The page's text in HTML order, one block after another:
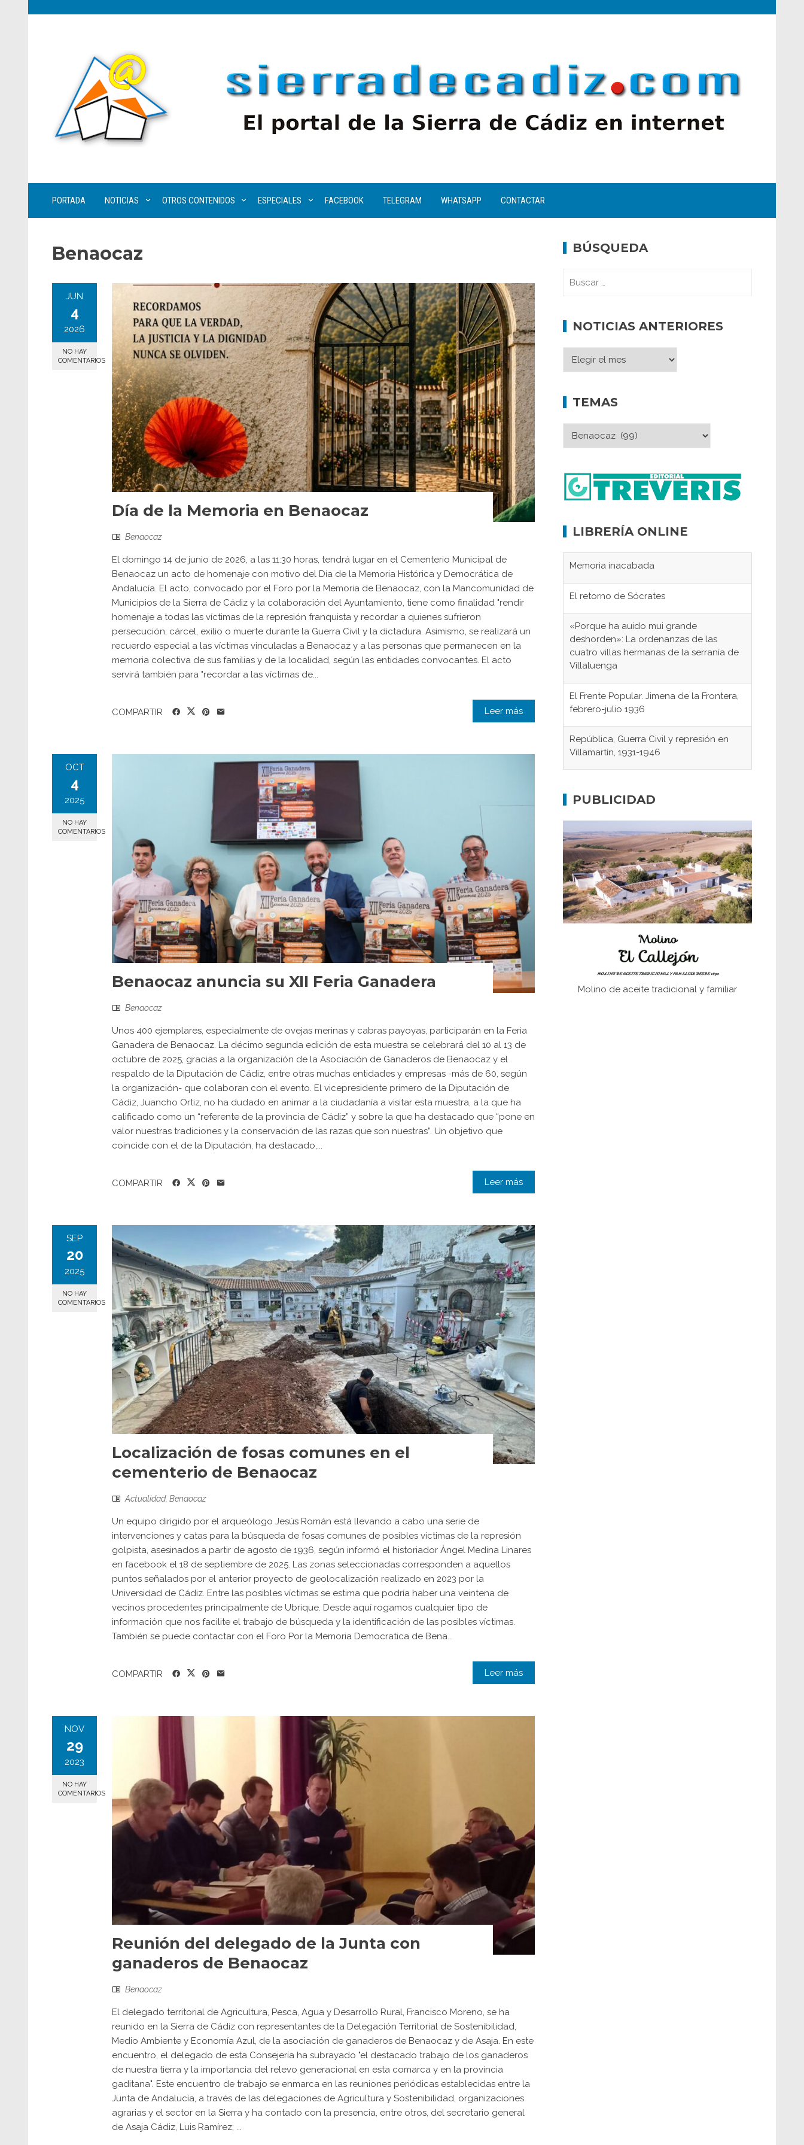
PORTADA NOTICIAS OTROS CONTENIDOS ESPECIALES FACEBOOK TELEGRAM WHATSAPP CONTACTAR
Benaocaz
JUN
4
2026
NO HAY
COMENTARIOS
Día de la Memoria en Benaocaz
Benaocaz
El domingo 14 de junio de 2026, a las 11:30 horas, tendrá lugar en el Cementerio Municipal de
Benaocaz un acto de homenaje con motivo del Día de la Memoria Histórica y Democrática de
Andalucía. El acto, convocado por el Foro por la Memoria de Benaocaz, con la Mancomunidad de
Municipios de la Sierra de Cádiz y la colaboración del Ayuntamiento, tiene como finalidad "rendir
homenaje a todas las víctimas de la represión franquista y recordar a quienes sufrieron
persecución, cárcel, exilio o muerte durante la Guerra Civil y la dictadura. Asimismo, se realizará un
recuerdo especial a las víctimas vinculadas a Benaocaz y a las personas que permanecen en la
memoria colectiva de sus familias y de la localidad, según las entidades convocantes. El acto
servirá también para "recordar a las víctimas de...
Leer más
COMPARTIR
OCT
4
2025
NO HAY
COMENTARIOS
Benaocaz anuncia su XII Feria Ganadera
Benaocaz
Unos 400 ejemplares, especialmente de ovejas merinas y cabras payoyas, participarán en la Feria
Ganadera de Benaocaz. La décimo segunda edición de esta muestra se celebrará del 10 al 13 de
octubre de 2025, gracias a la organización de la Asociación de Ganaderos de Benaocaz y el
respaldo de la Diputación de Cádiz, entre otras muchas entidades y empresas -más de 60, según
la organización- que colaboran con el evento. El vicepresidente primero de la Diputación de
Cádiz, Juancho Ortiz, no ha dudado en animar a la ciudadanía a visitar esta muestra, a la que ha
calificado como un “referente de la provincia de Cádiz” y sobre la que ha destacado que “pone en
valor nuestras tradiciones y la conservación de las razas que son nuestras”. Un objetivo que
coincide con el de la Diputación, ha destacado,...
Leer más
COMPARTIR
SEP
20
2025
NO HAY
COMENTARIOS
Localización de fosas comunes en el
cementerio de Benaocaz
Actualidad, Benaocaz
Un equipo dirigido por el arqueólogo Jesús Román está llevando a cabo una serie de
intervenciones y catas para la búsqueda de fosas comunes de posibles víctimas de la represión
golpista, asesinados a partir de agosto de 1936, según informó el historiador Ángel Medina Linares
en facebook el 18 de septiembre de 2025. Las zonas seleccionadas corresponden a aquellos
puntos señalados por el anterior proyecto de geolocalización realizado en 2023 por la
Universidad de Cádiz. Entre las posibles víctimas se estima que podría haber una veintena de
vecinos procedentes principalmente de Ubrique. Desde aquí rogamos cualquier tipo de
información que nos facilite el trabajo de búsqueda y la identificación de las posibles víctimas.
También se puede contactar con el Foro Por la Memoria Democratica de Bena...
Leer más
COMPARTIR
NOV
29
2023
NO HAY
COMENTARIOS
Reunión del delegado de la Junta con
ganaderos de Benaocaz
Benaocaz
El delegado territorial de Agricultura, Pesca, Agua y Desarrollo Rural, Francisco Moreno, se ha
reunido en la Sierra de Cádiz con representantes de la Delegación Territorial de Sostenibilidad,
Medio Ambiente y Economía Azul, de la asociación de ganaderos de Benaocaz y de Asaja. En este
encuentro, el delegado de esta Consejería ha subrayado "el destacado trabajo de los ganaderos
de nuestra tierra y la importancia del relevo generacional en esta comarca y en la provincia
gaditana". Este encuentro de trabajo se enmarca en las reuniones periódicas establecidas entre la
Junta de Andalucía, a través de las delegaciones de Agricultura y Sostenibilidad, organizaciones
agrarias y el sector en la Sierra y ha contado con la presencia, entre otros, del secretario general
de Asaja Cádiz, Luis Ramírez; ...
BÚSQUEDA
NOTICIAS ANTERIORES
TEMAS
LIBRERÍA ONLINE
Memoria inacabada
El retorno de Sócrates
«Porque ha auido mui grande
deshorden»: La ordenanzas de las
cuatro villas hermanas de la serranía de
Villaluenga
El Frente Popular. Jimena de la Frontera,
febrero-julio 1936
República, Guerra Civil y represión en
Villamartín, 1931-1946
Gaditanos deportados a campos de
fundaciones de Bornos
El Frente Popular. Ubrique, febrero-julio
1936
Juntar las letras. La alfabetización en el
campo: del afán de saber a la
Historia y vivencias del poblado de Los
Hurones
PUBLICIDAD
Molino de aceite tradicional y familiar